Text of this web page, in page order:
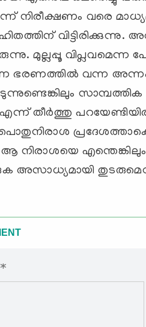
നിരീക്ഷണം വരെ
മുല്ലപ്പൂ
ഭരണത്തില്‍ വന്ന
തീര്‍ത്തു
എന്തെങ്കിലും
അസാധ്യമായി